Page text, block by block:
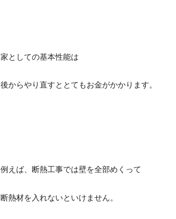
家としての基本性能は
後からやり直すととてもお金がかかります。
例えば、断熱工事では壁を全部めくって
断熱材を入れないといけません。